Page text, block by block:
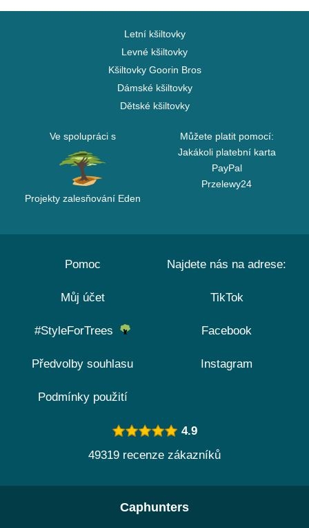
Letní kšiltovky
Levné kšiltovky
Kšiltovky Goorin Bros
Dámské kšiltovky
Dětské kšiltovky
Ve spolupráci s
Projekty zalesňování Eden
Můžete platit pomocí:
Jakákoli platební karta
PayPal
Przelewy24
Pomoc
Můj účet
#StyleForTrees
Předvolby souhlasu
Podmínky použití
Najdete nás na adrese:
TikTok
Facebook
Instagram
4.9
49319 recenze zákazníků
Caphunters